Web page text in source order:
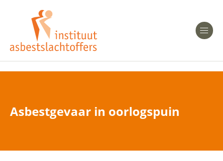
Heeft u Mesothelioom?
Heeft u Asbestose?
Bent u arts?
Asbest en Gezondheid
Laatste nieuws
Asbestgevaar in oorlogspuin